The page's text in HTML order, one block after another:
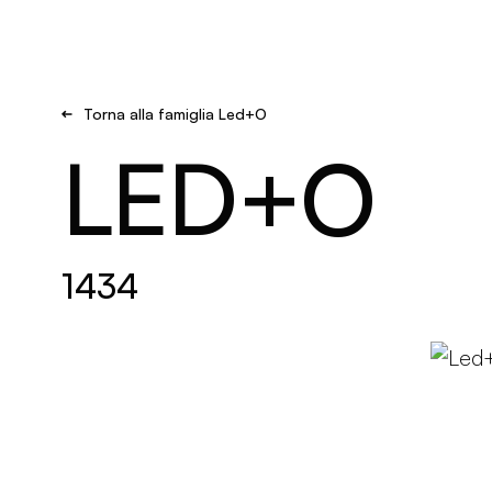
Torna alla famiglia Led+O
LED+O
1434